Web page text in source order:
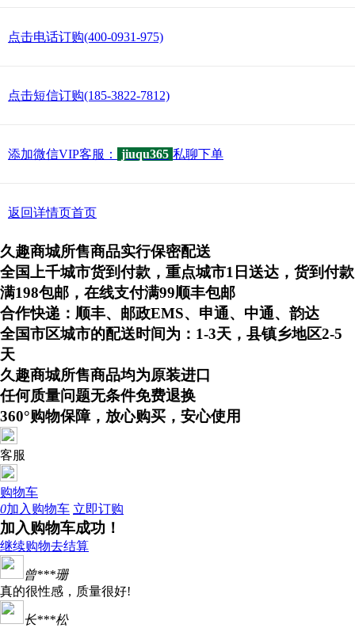
点击电话订购(400-0931-975)
点击短信订购(185-3822-7812)
添加微信VIP客服： jiuqu365 私聊下单
返回详情页首页
久趣商城所售商品实行保密配送
全国上千城市货到付款，重点城市1日送达，货到付款
满198包邮，在线支付满99顺丰包邮
合作快递：顺丰、邮政EMS、申通、中通、韵达
全国市区城市的配送时间为：1-3天，县镇乡地区2-5
天
久趣商城所售商品均为原装进口
任何质量问题无条件免费退换
360°购物保障，放心购买，安心使用
客服
购物车
0加入购物车 立即订购
加入购物车成功！
继续购物去结算
曾***珊
真的很性感，质量很好!
长***松